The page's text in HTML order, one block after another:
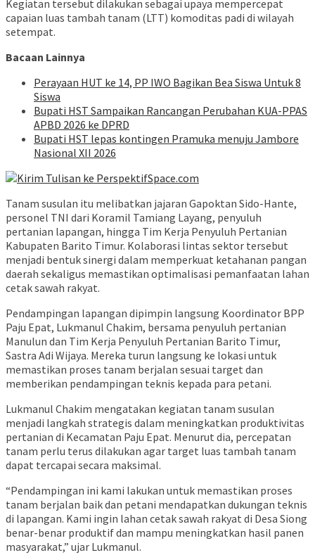
Kegiatan tersebut dilakukan sebagai upaya mempercepat
capaian luas tambah tanam (LTT) komoditas padi di wilayah
setempat.
Bacaan Lainnya
Perayaan HUT ke 14, PP IWO Bagikan Bea Siswa Untuk 8
Siswa
Bupati HST Sampaikan Rancangan Perubahan KUA-PPAS
APBD 2026 ke DPRD
Bupati HST lepas kontingen Pramuka menuju Jambore
Nasional XII 2026
Tanam susulan itu melibatkan jajaran Gapoktan Sido-Hante,
personel TNI dari Koramil Tamiang Layang, penyuluh
pertanian lapangan, hingga Tim Kerja Penyuluh Pertanian
Kabupaten Barito Timur. Kolaborasi lintas sektor tersebut
menjadi bentuk sinergi dalam memperkuat ketahanan pangan
daerah sekaligus memastikan optimalisasi pemanfaatan lahan
cetak sawah rakyat.
Pendampingan lapangan dipimpin langsung Koordinator BPP
Paju Epat, Lukmanul Chakim, bersama penyuluh pertanian
Manulun dan Tim Kerja Penyuluh Pertanian Barito Timur,
Sastra Adi Wijaya. Mereka turun langsung ke lokasi untuk
memastikan proses tanam berjalan sesuai target dan
memberikan pendampingan teknis kepada para petani.
Lukmanul Chakim mengatakan kegiatan tanam susulan
menjadi langkah strategis dalam meningkatkan produktivitas
pertanian di Kecamatan Paju Epat. Menurut dia, percepatan
tanam perlu terus dilakukan agar target luas tambah tanam
dapat tercapai secara maksimal.
“Pendampingan ini kami lakukan untuk memastikan proses
tanam berjalan baik dan petani mendapatkan dukungan teknis
di lapangan. Kami ingin lahan cetak sawah rakyat di Desa Siong
benar-benar produktif dan mampu meningkatkan hasil panen
masyarakat,” ujar Lukmanul.